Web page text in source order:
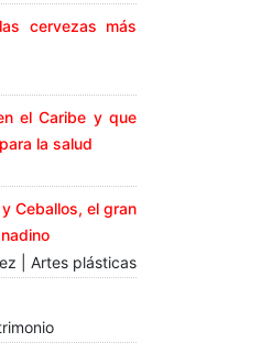
cervezas más
el Caribe y que
la salud
Ceballos, el gran
| Artes plásticas